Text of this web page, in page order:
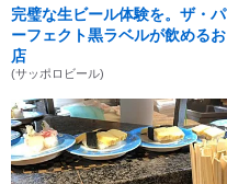
完璧な生ビール体験を。ザ・パ
ーフェクト黒ラベルが飲めるお
店
(サッポロビール)